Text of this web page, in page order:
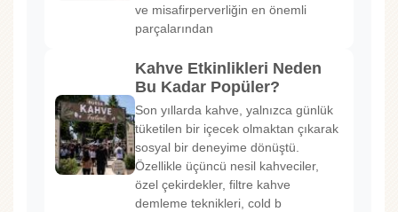
ve misafirperverliğin en önemli
parçalarından
Kahve Etkinlikleri Neden
Bu Kadar Popüler?
Son yıllarda kahve, yalnızca günlük
tüketilen bir içecek olmaktan çıkarak
sosyal bir deneyime dönüştü.
Özellikle üçüncü nesil kahveciler,
özel çekirdekler, filtre kahve
demleme teknikleri, cold b